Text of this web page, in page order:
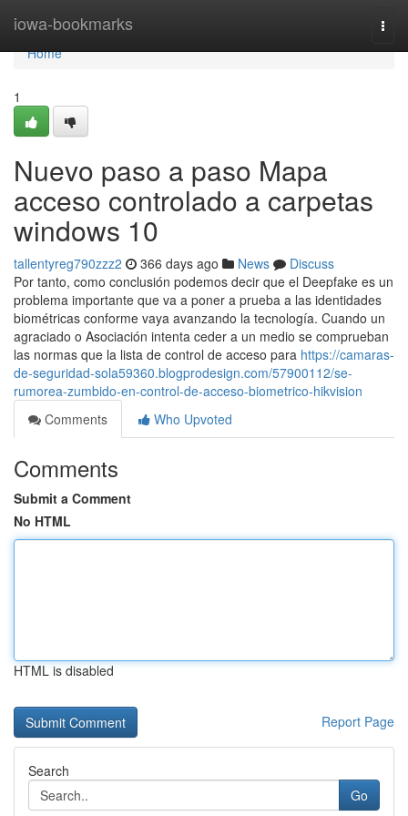
iowa-bookmarks
Home
Home
1
Nuevo paso a paso Mapa
acceso controlado a carpetas
windows 10
tallentyreg790zzz2 366 days ago News
Discuss
Por tanto, como conclusión podemos decir que el Deepfake es un
problema importante que va a poner a prueba a las identidades
biométricas conforme vaya avanzando la tecnología. Cuando un
agraciado o Asociación intenta ceder a un medio se comprueban
las normas que la lista de control de acceso para https://camaras-
de-seguridad-sola59360.blogprodesign.com/57900112/se-
rumorea-zumbido-en-control-de-acceso-biometrico-hikvision
Comments
Who Upvoted
Comments
Submit a Comment
No HTML
HTML is disabled
Report Page
Search
Go